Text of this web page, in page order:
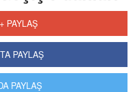
PAYLAŞ
PAYLAŞ
PAYLAŞ